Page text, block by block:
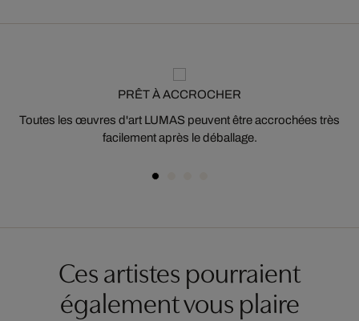
PRÊT À ACCROCHER
Toutes les œuvres d'art LUMAS peuvent être accrochées très
facilement après le déballage.
Ces artistes pourraient
également vous plaire